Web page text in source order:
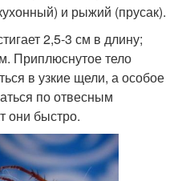
и рыжий (прусак).
2,5-3 см в длину;
Приплюснутое тело
в узкие щели, а особое
по отвесным
они быстро.